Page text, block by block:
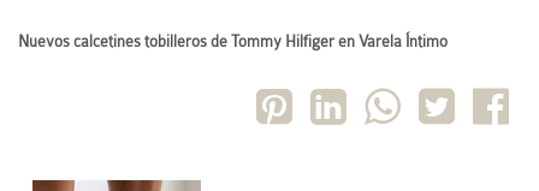
Nuevos calcetines tobilleros de Tommy Hilfiger en Varela Íntimo